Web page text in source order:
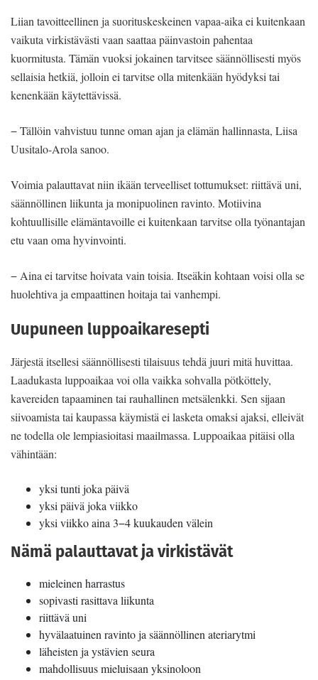
Liian tavoitteellinen ja suorituskeskeinen vapaa-aika ei kuitenkaan
vaikuta virkistävästi vaan saattaa päinvastoin pahentaa
kuormitusta. Tämän vuoksi jokainen tarvitsee säännöllisesti myös
sellaisia hetkiä, jolloin ei tarvitse olla mitenkään hyödyksi tai
kenenkään käytettävissä.
− Tällöin vahvistuu tunne oman ajan ja elämän hallinnasta, Liisa
Uusitalo-Arola sanoo.
Voimia palauttavat niin ikään terveelliset tottumukset: riittävä uni,
säännöllinen liikunta ja monipuolinen ravinto. Motiivina
kohtuullisille elämäntavoille ei kuitenkaan tarvitse olla työnantajan
etu vaan oma hyvinvointi.
− Aina ei tarvitse hoivata vain toisia. Itseäkin kohtaan voisi olla se
huolehtiva ja empaattinen hoitaja tai vanhempi.
Uupuneen luppoaikaresepti
Järjestä itsellesi säännöllisesti tilaisuus tehdä juuri mitä huvittaa.
Laadukasta luppoaikaa voi olla vaikka sohvalla pötköttely,
kavereiden tapaaminen tai rauhallinen metsälenkki. Sen sijaan
siivoamista tai kaupassa käymistä ei lasketa omaksi ajaksi, elleivät
ne todella ole lempiasioitasi maailmassa. Luppoaikaa pitäisi olla
vähintään:
yksi tunti joka päivä
yksi päivä joka viikko
yksi viikko aina 3−4 kuukauden välein
Nämä palauttavat ja virkistävät
mieleinen harrastus
sopivasti rasittava liikunta
riittävä uni
hyvälaatuinen ravinto ja säännöllinen ateriarytmi
läheisten ja ystävien seura
mahdollisuus mieluisaan yksinoloon